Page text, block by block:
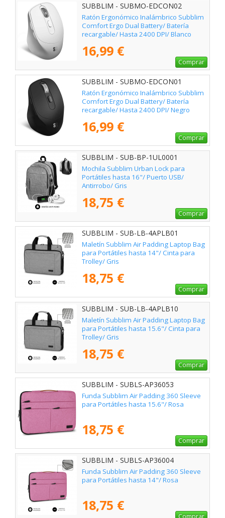
SUBBLIM - SUBMO-EDCON02
Ratón Ergonómico Inalámbrico Subblim
Comfort Ergo Dual Battery/ Batería
recargable/ Hasta 2400 DPI/ Blanco
16,99 €
Comprar
SUBBLIM - SUBMO-EDCON01
Ratón Ergonómico Inalámbrico Subblim
Comfort Ergo Dual Battery/ Batería
recargable/ Hasta 2400 DPI/ Negro
16,99 €
Comprar
SUBBLIM - SUB-BP-1UL0001
Mochila Subblim Urban Lock para
Portátiles hasta 16"/ Puerto USB/
Antirrobo/ Gris
18,75 €
Comprar
SUBBLIM - SUB-LB-4APLB01
Maletín Subblim Air Padding Laptop Bag
para Portátiles hasta 14"/ Cinta para
Trolley/ Gris
18,75 €
Comprar
SUBBLIM - SUB-LB-4APLB10
Maletín Subblim Air Padding Laptop Bag
para Portátiles hasta 15.6"/ Cinta para
Trolley/ Gris
18,75 €
Comprar
SUBBLIM - SUBLS-AP36053
Funda Subblim Air Padding 360 Sleeve
para Portátiles hasta 15.6"/ Rosa
18,75 €
Comprar
SUBBLIM - SUBLS-AP36004
Funda Subblim Air Padding 360 Sleeve
para Portátiles hasta 14"/ Rosa
18,75 €
Comprar